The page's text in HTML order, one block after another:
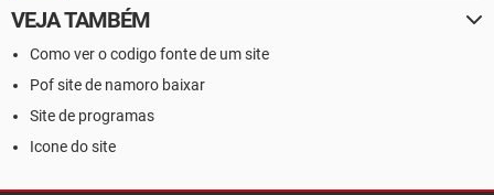
VEJA TAMBÉM
Como ver o codigo fonte de um site
Pof site de namoro baixar
Site de programas
Icone do site